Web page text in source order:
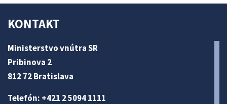
KONTAKT
Ministerstvo vnútra SR
Pribinova 2
812 72 Bratislava
Telefón: +421 2 5094 1111